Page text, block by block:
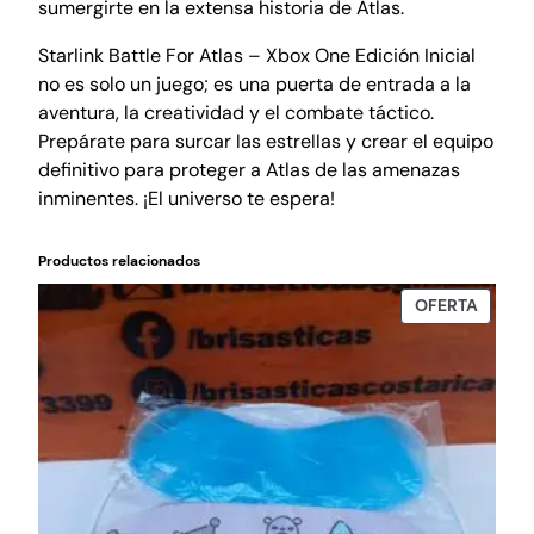
sumergirte en la extensa historia de Atlas.
Starlink Battle For Atlas – Xbox One Edición Inicial
no es solo un juego; es una puerta de entrada a la
aventura, la creatividad y el combate táctico.
Prepárate para surcar las estrellas y crear el equipo
definitivo para proteger a Atlas de las amenazas
inminentes. ¡El universo te espera!
Productos relacionados
OFERTA
EN